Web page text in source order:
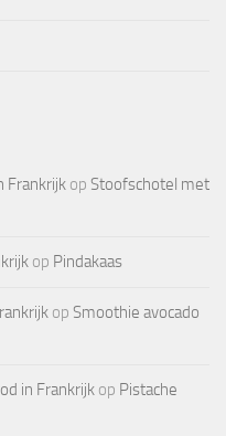
Frankrijk op Stoofschotel met
op Pindakaas
op Smoothie avocado
in Frankrijk op Pistache